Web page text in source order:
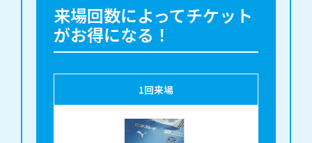
来場回数によってチケット
がお得になる！
1回来場